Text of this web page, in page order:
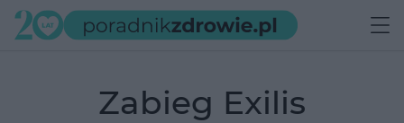
zabieg Exilis